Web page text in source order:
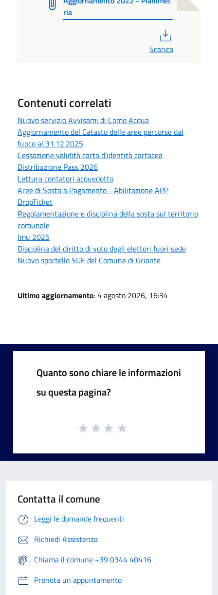
ria
Scarica
Contenuti correlati
Nuovo servizio Avvisami di Como Acqua
Aggiornamento del Catasto delle aree percorse dal
fuoco al 31.12.2025
Cessazione validità carta d’identità cartacea
Distribuzione Pass 2026
Lettura contatori acquedotto
Aree di Sosta a Pagamento - Abilitazione APP
DropTicket
Regolamentazione e disciplina della sosta sul territorio
comunale
Imu 2025
Disciplina del diritto di voto degli elettori fuori sede
Nuovo sportello SUE del Comune di Griante
Ultimo aggiornamento: 4 agosto 2026, 16:34
Quanto sono chiare le informazioni
su questa pagina?
Contatta il comune
Leggi le domande frequenti
Richiedi Assistenza
Chiama il comune +39 0344 40416
Prenota un appuntamento